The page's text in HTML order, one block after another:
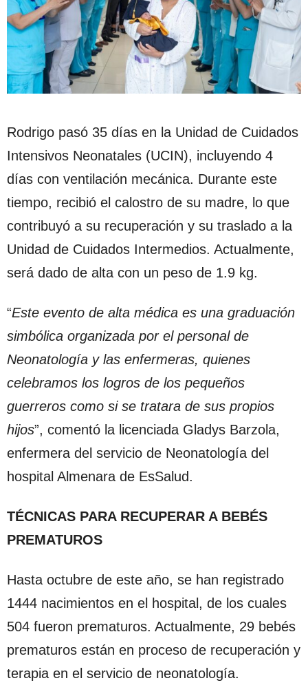
Rodrigo pasó 35 días en la Unidad de Cuidados
Intensivos Neonatales (UCIN), incluyendo 4
días con ventilación mecánica. Durante este
tiempo, recibió el calostro de su madre, lo que
contribuyó a su recuperación y su traslado a la
Unidad de Cuidados Intermedios. Actualmente,
será dado de alta con un peso de 1.9 kg.
“Este evento de alta médica es una graduación
simbólica organizada por el personal de
Neonatología y las enfermeras, quienes
celebramos los logros de los pequeños
guerreros como si se tratara de sus propios
hijos”, comentó la licenciada Gladys Barzola,
enfermera del servicio de Neonatología del
hospital Almenara de EsSalud.
TÉCNICAS PARA RECUPERAR A BEBÉS
PREMATUROS
Hasta octubre de este año, se han registrado
1444 nacimientos en el hospital, de los cuales
504 fueron prematuros. Actualmente, 29 bebés
prematuros están en proceso de recuperación y
terapia en el servicio de neonatología.